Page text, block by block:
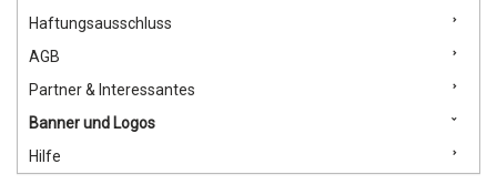
Haftungsausschluss
AGB
Partner & Interessantes
Banner und Logos
Hilfe